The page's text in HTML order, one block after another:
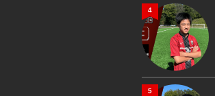
4
5